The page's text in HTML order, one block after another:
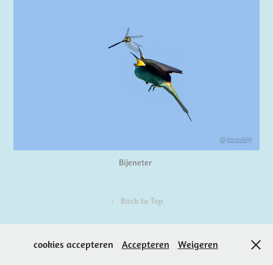
Bijeneter
↑ Back to Top
cookies accepteren Accepteren Weigeren